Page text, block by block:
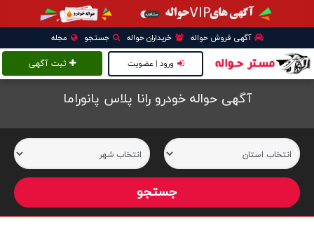
آگهی فروش حواله خریداران حواله جستجو مجله
ثبت آگهی ورود | عضویت
آگهی حواله خودرو رانا پلاس پانوراما